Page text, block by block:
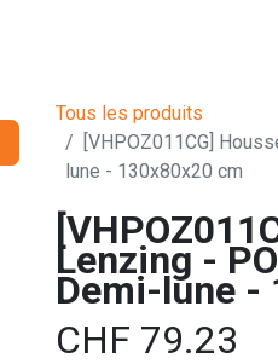
Tous les produits
[VHPOZ011CG]
lune - 130x80x20 cm
Lenzing -
Demi-lune -
CHF 79.23